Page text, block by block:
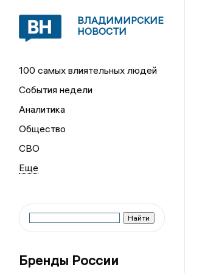
ВЛАДИМИРСКИЕ
НОВОСТИ
100 самых влиятельных людей
События недели
Аналитика
Общество
СВО
Бренды России